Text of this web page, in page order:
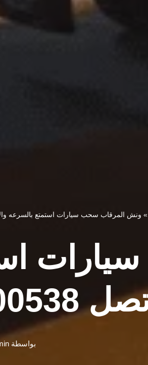
» ونش المرقاب سحب سيارات استمتع بالسرعه والامان
بواسطة